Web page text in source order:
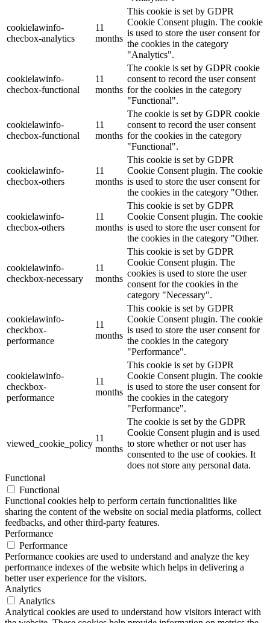
cookielawinfo-
checbox-analytics
11
months
This cookie is set by GDPR
Cookie Consent plugin. The cookie
is used to store the user consent for
the cookies in the category
"Analytics".
cookielawinfo-
checbox-functional
11
months
The cookie is set by GDPR cookie
consent to record the user consent
for the cookies in the category
"Functional".
cookielawinfo-
checbox-functional
11
months
The cookie is set by GDPR cookie
consent to record the user consent
for the cookies in the category
"Functional".
cookielawinfo-
checbox-others
11
months
This cookie is set by GDPR
Cookie Consent plugin. The cookie
is used to store the user consent for
the cookies in the category "Other.
cookielawinfo-
checbox-others
11
months
This cookie is set by GDPR
Cookie Consent plugin. The cookie
is used to store the user consent for
the cookies in the category "Other.
cookielawinfo-
checkbox-necessary
11
months
This cookie is set by GDPR
Cookie Consent plugin. The
cookies is used to store the user
consent for the cookies in the
category "Necessary".
cookielawinfo-
checkbox-
performance
11
months
This cookie is set by GDPR
Cookie Consent plugin. The cookie
is used to store the user consent for
the cookies in the category
"Performance".
cookielawinfo-
checkbox-
performance
11
months
This cookie is set by GDPR
Cookie Consent plugin. The cookie
is used to store the user consent for
the cookies in the category
"Performance".
viewed_cookie_policy
11
months
The cookie is set by the GDPR
Cookie Consent plugin and is used
to store whether or not user has
consented to the use of cookies. It
does not store any personal data.
Functional
Functional
Functional cookies help to perform certain functionalities like
sharing the content of the website on social media platforms, collect
feedbacks, and other third-party features.
Performance
Performance
Performance cookies are used to understand and analyze the key
performance indexes of the website which helps in delivering a
better user experience for the visitors.
Analytics
Analytics
Analytical cookies are used to understand how visitors interact with